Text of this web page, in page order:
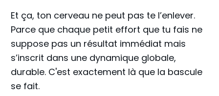
Et ça, ton cerveau ne peut pas te l’enlever.
Parce que chaque petit effort que tu fais ne
suppose pas un résultat immédiat mais
s’inscrit dans une dynamique globale,
durable. C'est exactement là que la bascule
se fait.